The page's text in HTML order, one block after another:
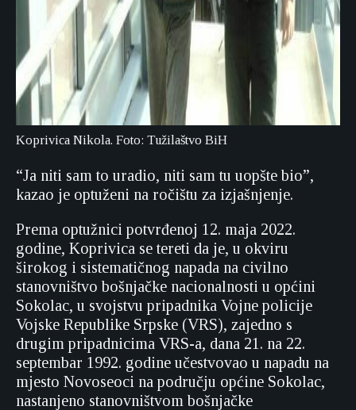
Koprivica Nikola. Foto: Tužilaštvo BiH
“Ja niti sam to uradio, niti sam tu uopšte bio”,
kazao je optuženi na ročištu za izjašnjenje.
Prema optužnici potvrđenoj 12. maja 2022.
godine, Koprivica se tereti da je, u okviru
širokog i sistematičnog napada na civilno
stanovništvo bošnjačke nacionalnosti u općini
Sokolac, u svojstvu pripadnika Vojne policije
Vojske Republike Srpske (VRS), zajedno s
drugim pripadnicima VRS-a, dana 21. na 22.
septembar 1992. godine učestvovao u napadu na
mjesto Novoseoci na području općine Sokolac,
nastanjeno stanovništvom bošnjačke